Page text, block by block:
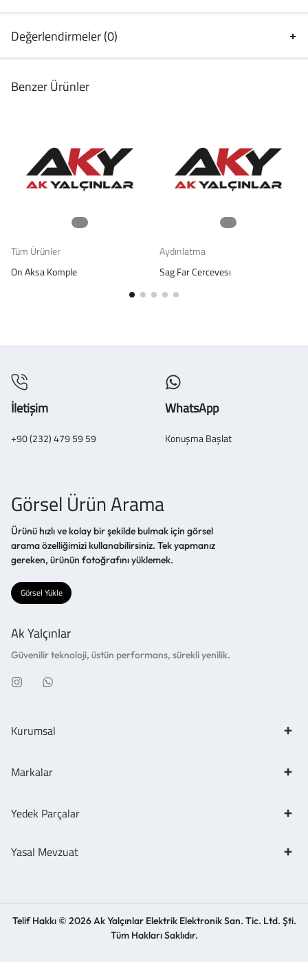
Değerlendirmeler (0)
Benzer Ürünler
Tüm Ürünler
On Aksa Komple
Aydınlatma
Sag Far Cercevesı
İletişim
+90 (232) 479 59 59
WhatsApp
Konuşma Başlat
Görsel Ürün Arama
Ürünü hızlı ve kolay bir şekilde bulmak için görsel
arama özelliğimizi kullanabilirsiniz. Tek yapmanız
gereken, ürünün fotoğrafını yüklemek.
Görsel Yükle
Ak Yalçınlar
Güvenilir teknoloji, üstün performans, sürekli yenilik.
Kurumsal
Markalar
Yedek Parçalar
Yasal Mevzuat
Telif Hakkı © 2026 Ak Yalçınlar Elektrik Elektronik San. Tic. Ltd. Şti.
Tüm Hakları Saklıdır.